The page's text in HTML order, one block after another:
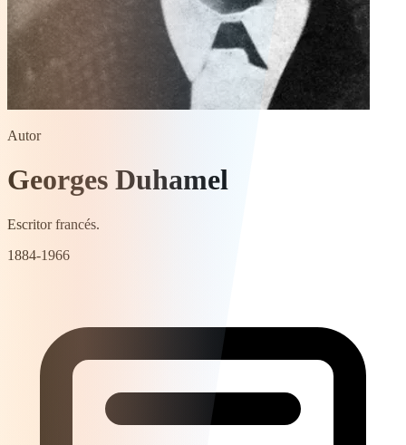
Autor
Georges Duhamel
Escritor francés.
1884-1966